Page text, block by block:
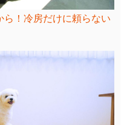
ら！冷房だけに頼らない